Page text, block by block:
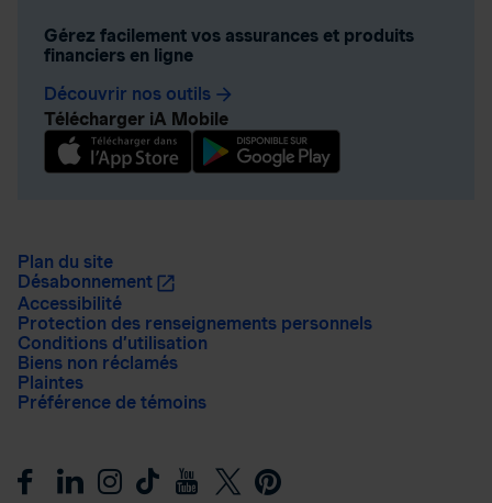
Gérez facilement vos assurances et produits
financiers en ligne
Découvrir nos outils arrow_forward
Télécharger iA Mobile
Plan du site
Désabonnement
Accessibilité
Protection des renseignements personnels
Conditions d’utilisation
Biens non réclamés
Plaintes
Préférence de témoins